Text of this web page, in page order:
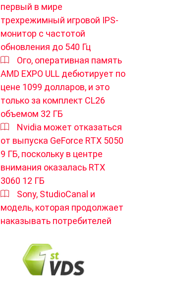
первый в мире
трехрежимный игровой IPS-
монитор с частотой
обновления до 540 Гц
Ого, оперативная память
AMD EXPO ULL дебютирует по
цене 1099 долларов, и это
только за комплект CL26
объемом 32 ГБ
Nvidia может отказаться
от выпуска GeForce RTX 5050
9 ГБ, поскольку в центре
внимания оказалась RTX
3060 12 ГБ
Sony, StudioCanal и
модель, которая продолжает
наказывать потребителей